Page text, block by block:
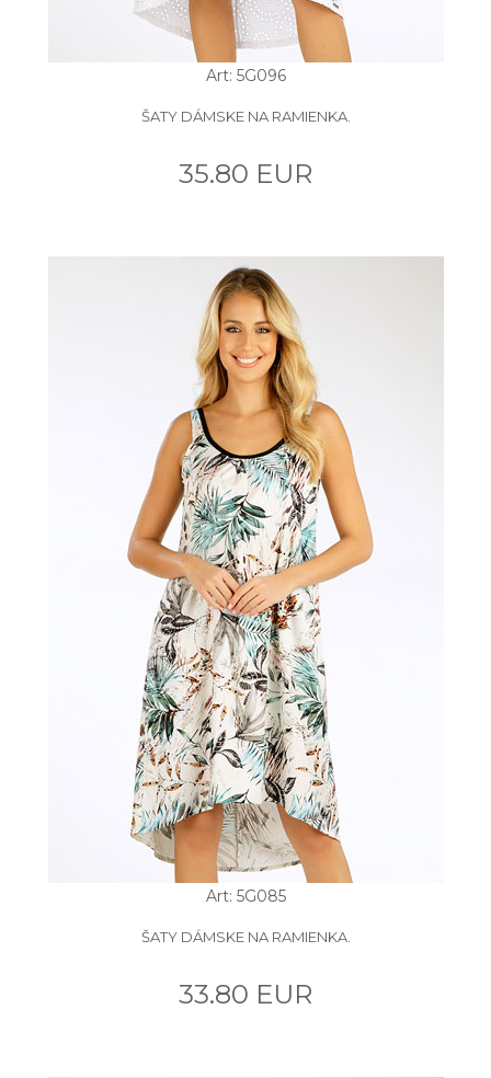
Art: 5G096
ŠATY DÁMSKE NA RAMIENKA.
35.80 EUR
Art: 5G085
ŠATY DÁMSKE NA RAMIENKA.
33.80 EUR